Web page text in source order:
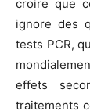
croire que
ignore des
tests PCR,
effets
traitements